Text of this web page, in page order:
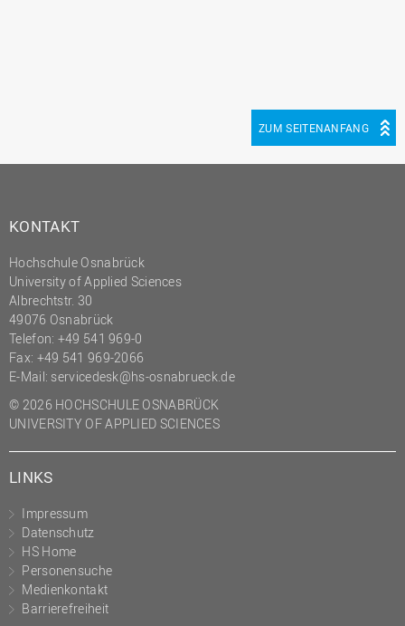
ZUM SEITENANFANG
KONTAKT
Hochschule Osnabrück
University of Applied Sciences
Albrechtstr. 30
49076 Osnabrück
Telefon: +49 541 969-0
Fax: +49 541 969-2066
E-Mail: servicedesk@hs-osnabrueck.de
© 2026 HOCHSCHULE OSNABRÜCK
UNIVERSITY OF APPLIED SCIENCES
LINKS
Impressum
Datenschutz
HS Home
Personensuche
Medienkontakt
Barrierefreiheit